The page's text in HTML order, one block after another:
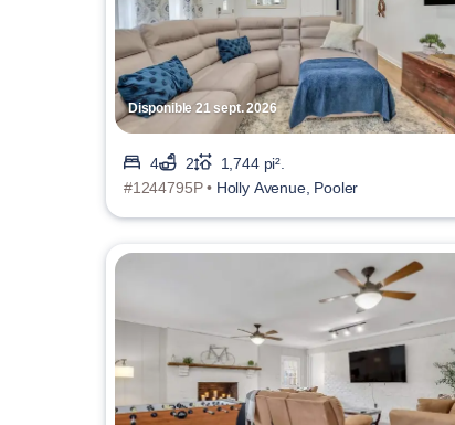
Disponible 21 sept. 2026
4 2
1,744 pi².
#1244795P • Holly Avenue, Pooler